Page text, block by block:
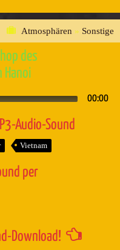
Atmosphären » Sonstige
des
Hanoi
00:00
Audio-Sound
Vietnam
per
Download!